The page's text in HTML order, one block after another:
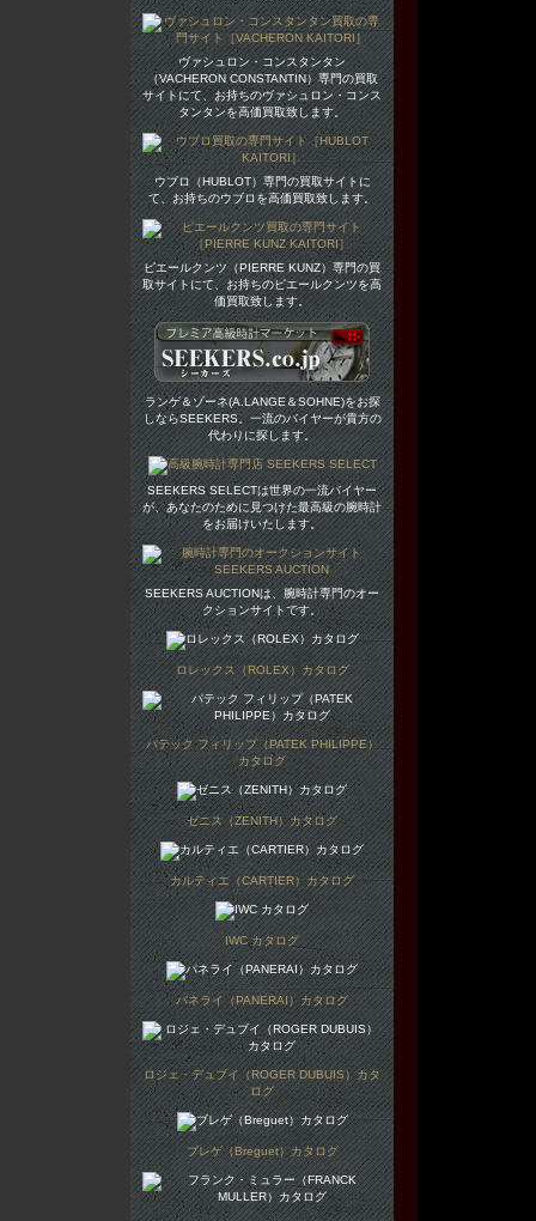
ヴァシュロン・コンスタンタン
（VACHERON CONSTANTIN）専門の買取
サイトにて、お持ちのヴァシュロン・コンス
タンタンを高価買取致します。
ウブロ（HUBLOT）専門の買取サイトに
て、お持ちのウブロを高価買取致します。
ピエールクンツ（PIERRE KUNZ）専門の買
取サイトにて、お持ちのピエールクンツを高
価買取致します。
ランゲ＆ゾーネ(A.LANGE＆SOHNE)をお探
しならSEEKERS。一流のバイヤーが貴方の
代わりに探します。
SEEKERS SELECTは世界の一流バイヤー
が、あなたのために見つけた最高級の腕時計
をお届けいたします。
SEEKERS AUCTIONは、腕時計専門のオー
クションサイトです。
ロレックス（ROLEX）カタログ
パテック フィリップ（PATEK PHILIPPE）
カタログ
ゼニス（ZENITH）カタログ
カルティエ（CARTIER）カタログ
IWC カタログ
パネライ（PANERAI）カタログ
ロジェ・デュブイ（ROGER DUBUIS）カタ
ログ
ブレゲ（Breguet）カタログ